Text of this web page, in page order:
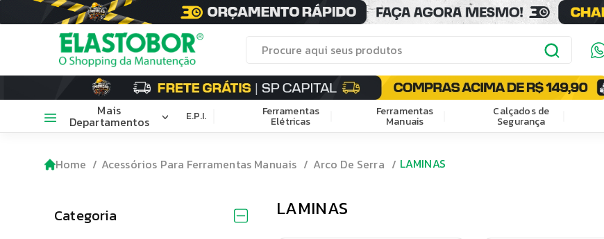
Mais
Departamentos E.P.I. Ferramentas
Elétricas
Ferramentas
Manuais
Calçados de
Segurança
Home Acessórios Para Ferramentas Manuais Arco De Serra LAMINAS
Categoria LAMINAS